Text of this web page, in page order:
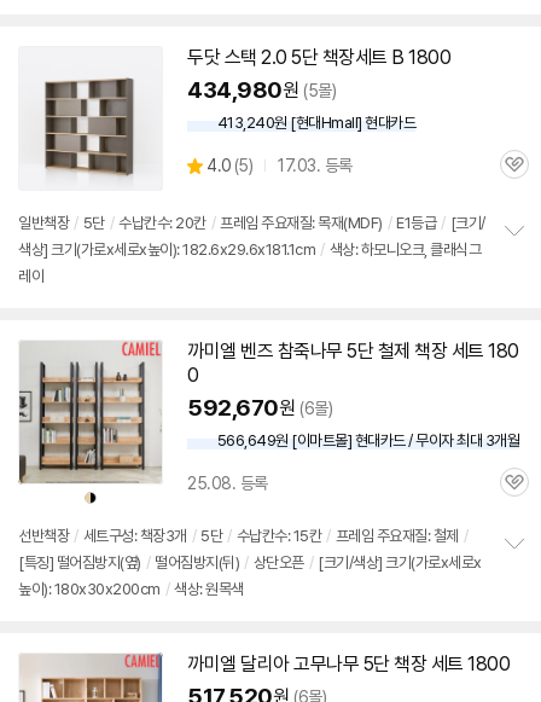
두닷 스택 2.0 5단 책장세트 B 1800
434,980원 (5몰)
413,240원 [현대Hmall] 현대카드
별
4.0 (상
리
뷰
5) 17.03. 등록
관
일반책장 / 5단 / 수납칸수: 20칸 / 프레임 주요재질: 목재(MDF) / E1등급 / [크기/
색상] 크기(가로x세로x높이): 182.6x29.6x181.1cm / 색상: 하모니오크, 클래식그
레이
기
상
품
색
상
상
품
색
상
까미엘 벤즈 참죽나무 5단철제 책장세트 180
0
592,670원 (6몰)
566,649원 [이마트몰] 현대카드 / 무이자 최대 3개월
25.08. 등록
관
선반책장 / 세트구성: 책장3개 / 5단 / 수납칸수: 15칸 / 프레임 주요재질: 철제 /
[특징] 떨어짐방지(옆) / 떨어짐방지(뒤) / 상단오픈 / [크기/색상] 크기(가로x세로x
높이): 180x30x200cm / 색상: 원목색
까미엘 달리아 고무나무 5단책장세트 1800
원 (6몰)